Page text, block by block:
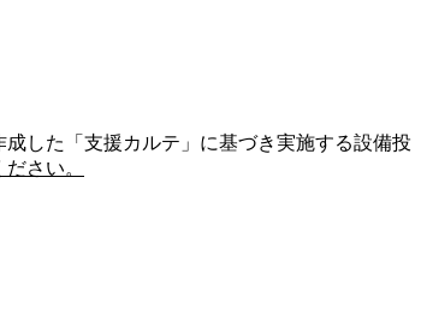
成した「支援カルテ」に基づき実施する設備投
さい。